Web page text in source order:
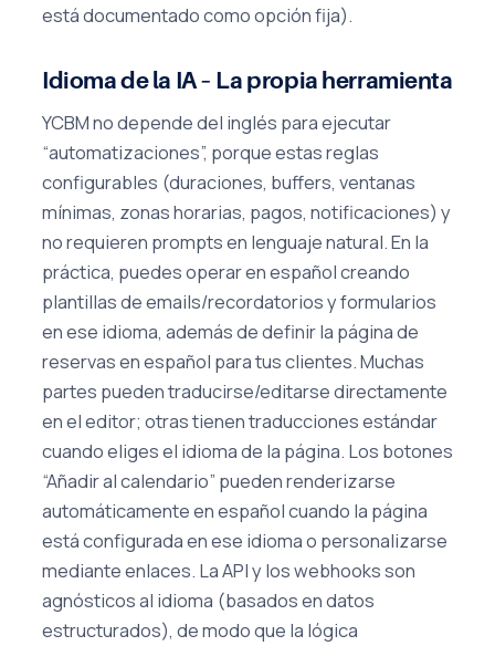
está documentado como opción fija).
Idioma de la IA – La propia herramienta
YCBM no depende del inglés para ejecutar
“automatizaciones”, porque estas reglas
configurables (duraciones, buffers, ventanas
mínimas, zonas horarias, pagos, notificaciones) y
no requieren prompts en lenguaje natural. En la
práctica, puedes operar en español creando
plantillas de emails/recordatorios y formularios
en ese idioma, además de definir la página de
reservas en español para tus clientes. Muchas
partes pueden traducirse/editarse directamente
en el editor; otras tienen traducciones estándar
cuando eliges el idioma de la página. Los botones
“Añadir al calendario” pueden renderizarse
automáticamente en español cuando la página
está configurada en ese idioma o personalizarse
mediante enlaces. La API y los webhooks son
agnósticos al idioma (basados en datos
estructurados), de modo que la lógica